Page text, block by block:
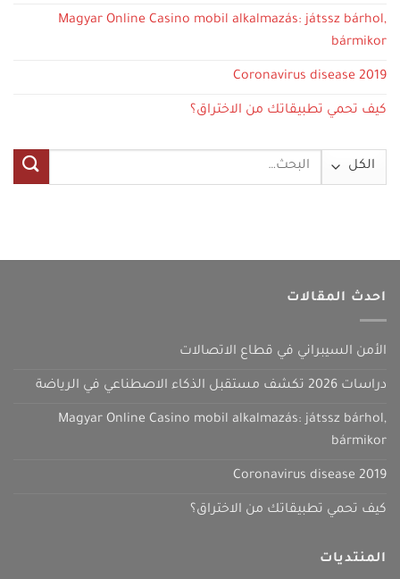
Magyar Online Casino mobil alkalmazás: játssz bárhol,
bármikor
Coronavirus disease 2019
كيف تحمي تطبيقاتك من الاختراق؟
البحث
احدث المقالات
الأمن السيبراني في قطاع الاتصالات
دراسات 2026 تكشف مستقبل الذكاء الاصطناعي في الرياضة
Magyar Online Casino mobil alkalmazás: játssz bárhol,
bármikor
Coronavirus disease 2019
كيف تحمي تطبيقاتك من الاختراق؟
المنتديات